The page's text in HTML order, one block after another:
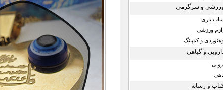
و سرگرمی
بازی
ورزشی
و کمپینگ
و گیاهی
و رسانه